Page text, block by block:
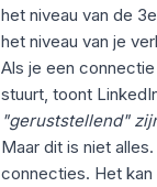
het niveau van de
het niveau van je
Als je een
stuurt, toont
"geruststellend"
Maar dit is niet
connecties. Het kan